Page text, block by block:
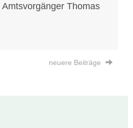
Thomas
neuere Beiträge